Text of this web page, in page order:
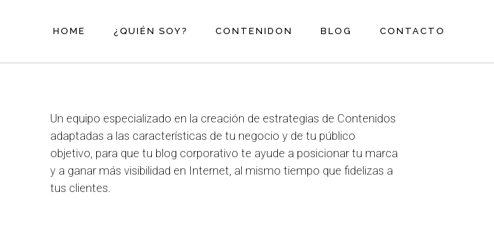
HOME ¿QUIÉN SOY? CONTENIDON BLOG CONTACTO
Un equipo especializado en la creación de estrategias de Contenidos
adaptadas a las características de tu negocio y de tu público
objetivo, para que tu blog corporativo te ayude a posicionar tu marca
y a ganar más visibilidad en Internet, al mismo tiempo que fidelizas a
tus clientes.